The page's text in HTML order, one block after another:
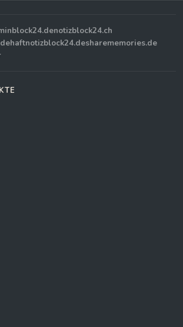
notizblock24.ch
haftnotizblock24.desharememories.de